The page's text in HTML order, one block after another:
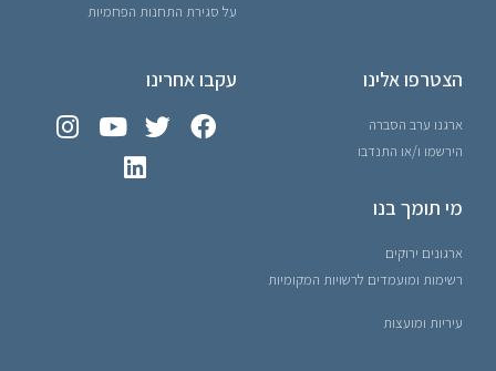
על סגירת התחנות הפחמיות
הצטרפו אלינו
ארגנו ערב הסברה
הירשמו ו/או התנדבו
מי תומך בנו
ארגונים ירוקים
רשימות ומועמדים לרשויות המקומיות
עיריות ומועצות
עקבו אחרינו